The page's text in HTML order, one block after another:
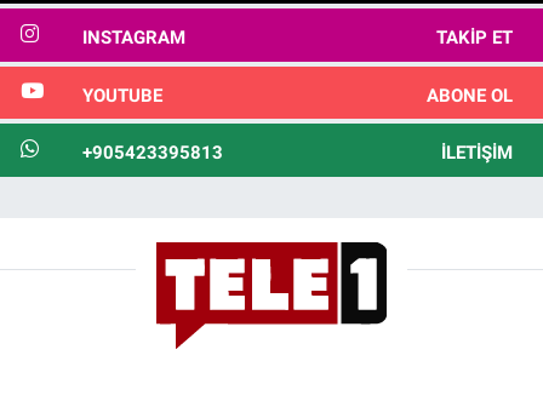
INSTAGRAM TAKIP ET
YOUTUBE ABONE OL
+905423395813 İLETIŞIM